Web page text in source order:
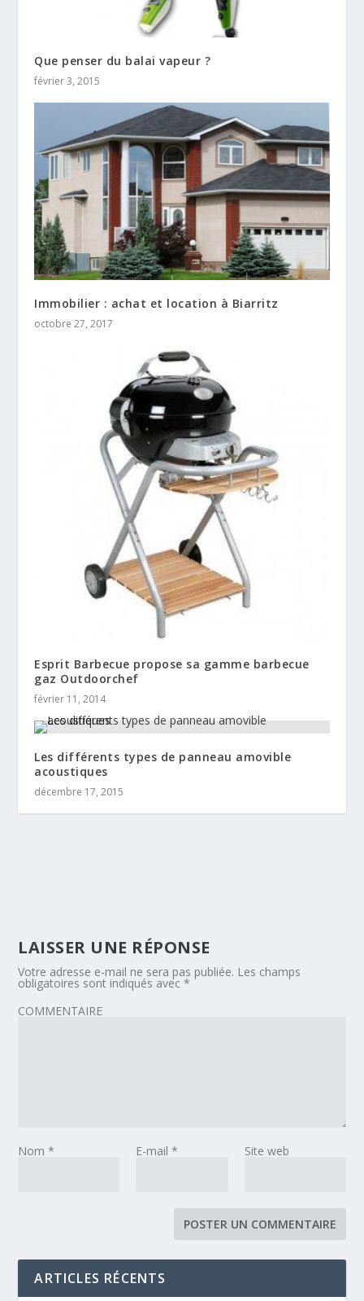
Que penser du balai vapeur ?
février 3, 2015
Immobilier : achat et location à Biarritz
octobre 27, 2017
Esprit Barbecue propose sa gamme barbecue
gaz Outdoorchef
février 11, 2014
Les différents types de panneau amovible
acoustiques
décembre 17, 2015
LAISSER UNE RÉPONSE
Votre adresse e-mail ne sera pas publiée. Les champs
obligatoires sont indiqués avec*
COMMENTAIRE
Nom* E-mail * Site web
ARTICLES RÉCENTS